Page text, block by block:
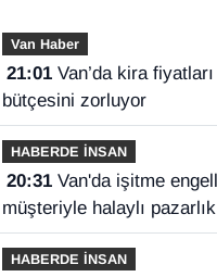
Van Haber
21:01Van’da kira fiyatları emekli
bütçesini zorluyor
HABERDE İNSAN
20:31Van'da işitme engelli
müşteriyle halaylı pazarlık
gülümsetti
HABERDE İNSAN